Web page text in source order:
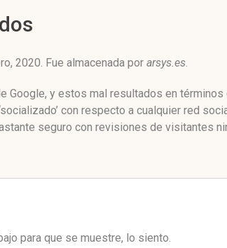
2020. Fue almacenada por arsys.es.
Google, y estos mal resultados en términos
con respecto a cualquier red
seguro con revisiones de visitantes
para que se muestre, lo siento.